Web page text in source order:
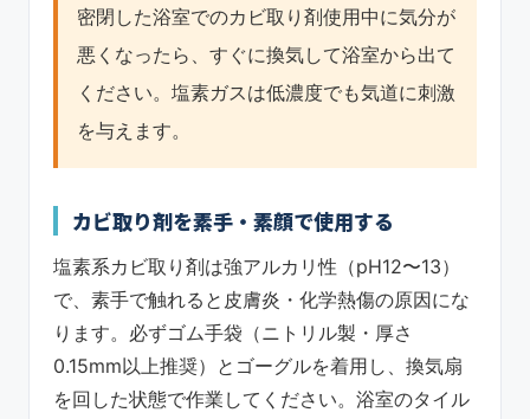
密閉した浴室でのカビ取り剤使用中に気分が
悪くなったら、すぐに換気して浴室から出て
ください。塩素ガスは低濃度でも気道に刺激
を与えます。
カビ取り剤を素手・素顔で使用する
塩素系カビ取り剤は強アルカリ性（pH12〜13）
で、素手で触れると皮膚炎・化学熱傷の原因にな
ります。必ずゴム手袋（ニトリル製・厚さ
0.15mm以上推奨）とゴーグルを着用し、換気扇
を回した状態で作業してください。浴室のタイル